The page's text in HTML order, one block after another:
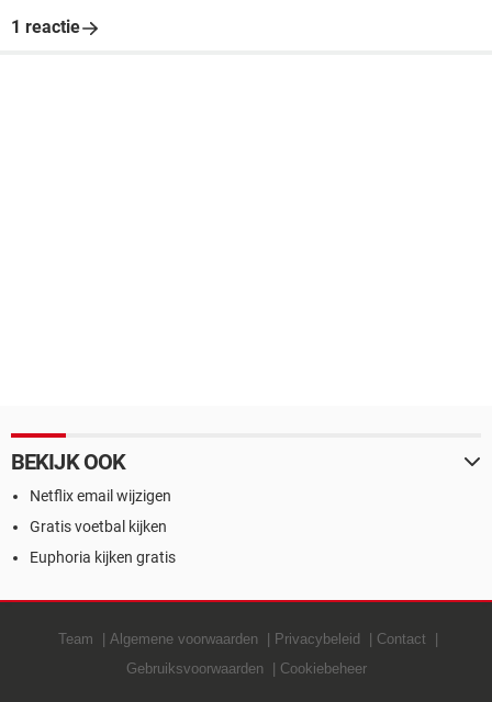
1 reactie
BEKIJK OOK
Netflix email wijzigen
Gratis voetbal kijken
Euphoria kijken gratis
Team Algemene voorwaarden Privacybeleid
Contact
Gebruiksvoorwaarden
Cookiebeheer